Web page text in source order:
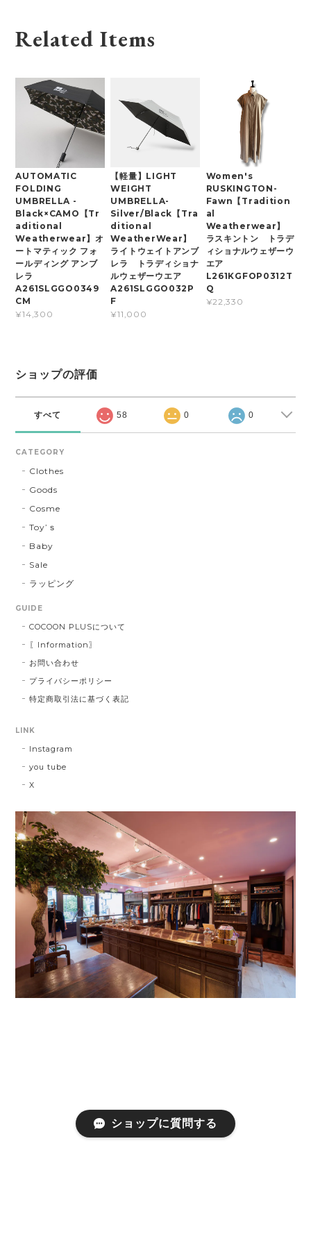
Related Items
AUTOMATIC
FOLDING
UMBRELLA -
Black×CAMO【Tr
aditional
Weatherwear】オ
ートマティック フォ
ールディング アンブ
レラ
A261SLGGO0349
CM
¥14,300
【軽量】LIGHT
WEIGHT
UMBRELLA-
Silver/Black【Tra
ditional
WeatherWear】
ライトウェイトアンブ
レラ トラディショナ
ルウェザーウエア
A261SLGGO032P
F
¥11,000
Women's
RUSKINGTON-
Fawn【Tradition
al
Weatherwear】
ラスキントン トラデ
ィショナルウェザーウ
エア
L261KGFOP0312T
Q
¥22,330
ショップの評価
すべて 58 0 0
CATEGORY
Clothes
Goods
Cosme
Toy’ｓ
Baby
Sale
ラッピング
GUIDE
COCOON PLUSについて
〖Information〗
お問い合わせ
プライバシーポリシー
特定商取引法に基づく表記
LINK
Instagram
you tube
X
ショップに質問する